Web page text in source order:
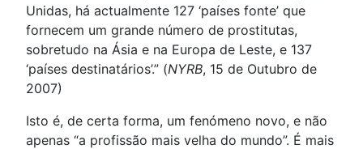
Unidas, há actualmente 127 ‘países fonte’ que
fornecem um grande número de prostitutas,
sobretudo na Ásia e na Europa de Leste, e 137
‘países destinatários’.” (NYRB, 15 de Outubro de
2007)
Isto é, de certa forma, um fenómeno novo, e não
apenas “a profissão mais velha do mundo”. É mais